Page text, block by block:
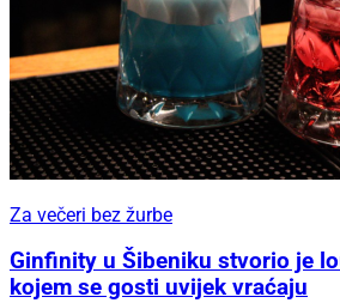
Za večeri bez žurbe
Ginfinity u Šibeniku stvorio je
kojem se gosti uvijek vraćaju